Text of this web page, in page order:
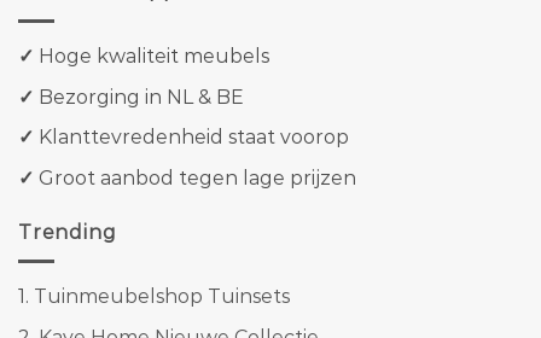
✓ Hoge kwaliteit meubels
✓ Bezorging in NL & BE
✓ Klanttevredenheid staat voorop
✓ Groot aanbod tegen lage prijzen
Trending
1. Tuinmeubelshop Tuinsets